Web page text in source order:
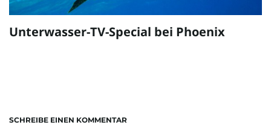
Unterwasser-TV-Special bei Phoenix
SCHREIBE EINEN KOMMENTAR